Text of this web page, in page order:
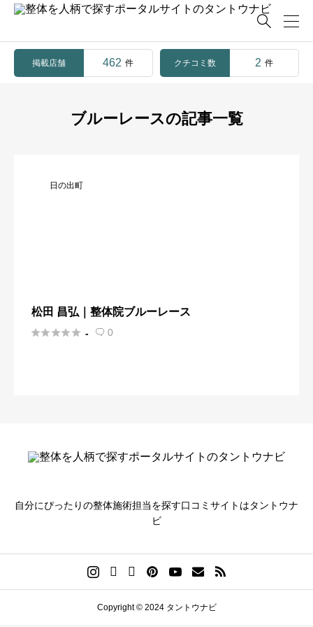

掲載店舗 462 件 クチコミ数 2 件
ブルーレースの記事一覧
日の出町
松田 昌弘｜整体院ブルーレース
 -  0
自分にぴったりの整体施術担当を探す口コミサイトはタントウナ
ビ
Copyright © 2024 タントウナビ